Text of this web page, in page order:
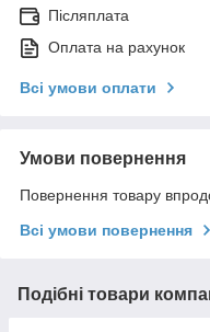
Післяплата
Оплата на рахунок
Всі умови оплати
Умови повернення
Повернення товару
Всі умови повернення
Подібні товари